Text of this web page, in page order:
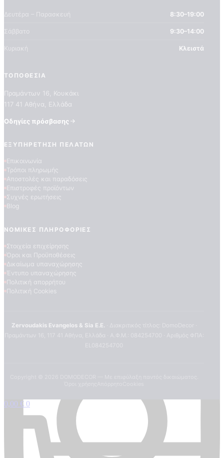
Δευτέρα – Παρασκευή 8:30–19:00
Σάββατο 9:30–14:00
Κυριακή Κλειστά
ΤΟΠΟΘΕΣΊΑ
Πραμάντων 16, Κουκάκι
117 41 Αθήνα, Ελλάδα
Οδηγίες πρόσβασης
ΕΞΥΠΗΡΈΤΗΣΗ ΠΕΛΑΤΏΝ
Επικοινωνία
Τρόποι πληρωμής
Αποστολές και παραδόσεις
Επιστροφές προϊόντων
Συχνές ερωτήσεις
Blog
ΝΟΜΙΚΈΣ ΠΛΗΡΟΦΟΡΊΕΣ
Στοιχεία επιχείρησης
Όροι και Προϋποθέσεις
Δικαίωμα υπαναχώρησης
Έντυπο υπαναχώρησης
Πολιτική απορρήτου
Πολιτική Cookies
Zervoudakis Evangelos & Sia E.E.
0,00 € 0